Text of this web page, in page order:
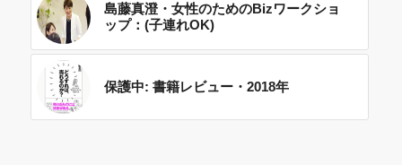
島藤真澄・女性のためのBizワークショ
ップ：(子連れOK)
保護中: 書籍レビュー・2018年